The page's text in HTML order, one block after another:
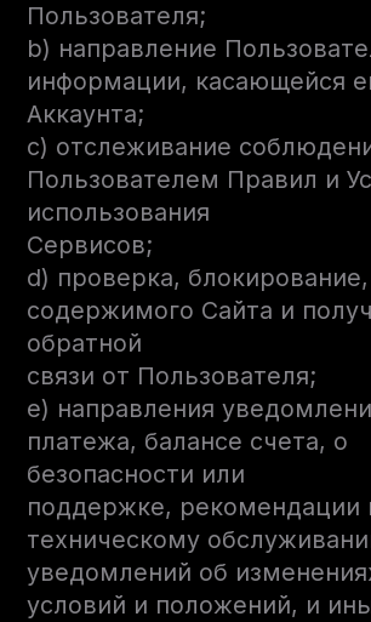
Пользователя;
b) направление
информации, касающейся
Аккаунта;
c) отслеживание
Пользователем Правил и
использования
Сервисов;
d) проверка,
содержимого Сайта и
обратной
связи от Пользователя;
e) направления
платежа, балансе счета, о
безопасности или
поддержке, рекомендации
техническому
уведомлений об
условий и положений, и